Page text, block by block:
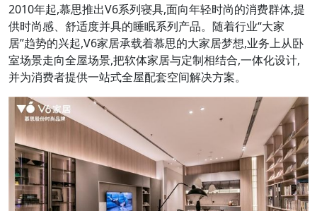
2010年起,慕思推出V6系列寝具,面向年轻时尚的消费群体,提
供时尚感、舒适度并具的睡眠系列产品。随着行业“大家
居”趋势的兴起,V6家居承载着慕思的大家居梦想,业务上从卧
室场景走向全屋场景,把软体家居与定制相结合,一体化设计,
并为消费者提供一站式全屋配套空间解决方案。